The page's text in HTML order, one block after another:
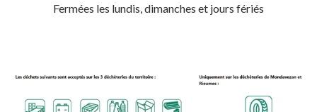
Fermées les lundis, dimanches et jours fériés